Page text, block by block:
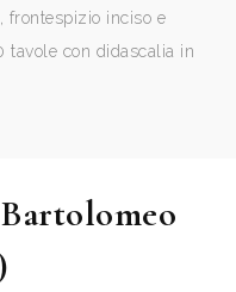
frontespizio inciso e
tavole con didascalia in